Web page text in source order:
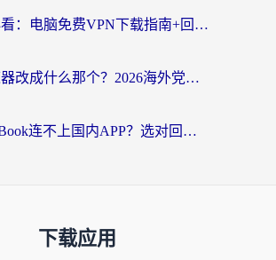
海外党必看：电脑免费VPN下载指南+回国加速器选择全攻略，告别地区限制
归雁加速器改成什么那个？2026海外党回国加速全攻略：告别地区限制，轻松刷剧玩游戏
海外MacBook连不上国内APP？选对回国VPN，告别地区限制的烦恼
下载应用